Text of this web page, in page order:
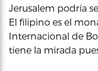
Jerusalem podría
El filipino es el
Internacional de
tiene la mirada